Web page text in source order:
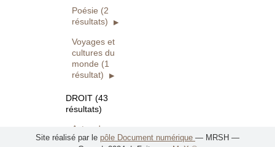
Poésie (2
résultats)
Voyages et
cultures du
monde (1
résultat)
DROIT (43
résultats)
Actes de
colloque (1
Site réalisé par le pôle Document numérique — MRSH —